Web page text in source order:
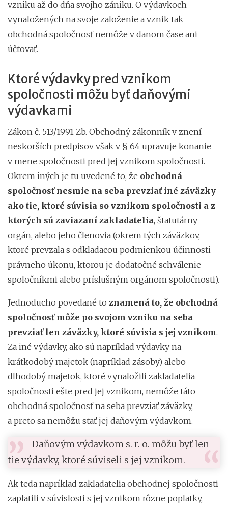
vzniku až do dňa svojho zániku. O výdavkoch
vynaložených na svoje založenie a vznik tak
obchodná spoločnosť nemôže v danom čase ani
účtovať.
Ktoré výdavky pred vznikom
spoločnosti môžu byť daňovými
výdavkami
Zákon č. 513/1991 Zb. Obchodný zákonník v znení
neskorších predpisov však v § 64 upravuje konanie
v mene spoločnosti pred jej vznikom spoločnosti.
Okrem iných je tu uvedené to, že obchodná
spoločnosť nesmie na seba prevziať iné záväzky
ako tie, ktoré súvisia so vznikom spoločnosti a z
ktorých sú zaviazaní zakladatelia, štatutárny
orgán, alebo jeho členovia (okrem tých záväzkov,
ktoré prevzala s odkladacou podmienkou účinnosti
právneho úkonu, ktorou je dodatočné schválenie
spoločníkmi alebo príslušným orgánom spoločnosti).
Jednoducho povedané to znamená to, že obchodná
spoločnosť môže po svojom vzniku na seba
prevziať len záväzky, ktoré súvisia s jej vznikom.
Za iné výdavky, ako sú napríklad výdavky na
krátkodobý majetok (napríklad zásoby) alebo
dlhodobý majetok, ktoré vynaložili zakladatelia
spoločnosti ešte pred jej vznikom, nemôže táto
obchodná spoločnosť na seba prevziať záväzky,
a preto sa nemôžu stať jej daňovým výdavkom.
Daňovým výdavkom s. r. o. môžu byť len
tie výdavky, ktoré súviseli s jej vznikom.
Ak teda napríklad zakladatelia obchodnej spoločnosti
zaplatili v súvislosti s jej vznikom rôzne poplatky,